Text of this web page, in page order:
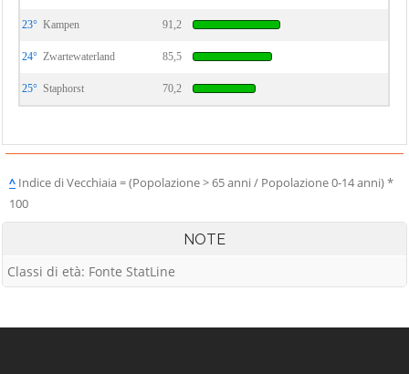
23° Kampen 91,2
24° Zwartewaterland 85,5
25° Staphorst 70,2
^ Indice di Vecchiaia = (Popolazione > 65 anni / Popolazione 0-14 anni) *
100
NOTE
Classi di età: Fonte StatLine